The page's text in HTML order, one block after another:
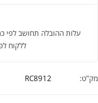
עלות ההובלה תחושב לפי
ללקוח
מק"ט: RC8912